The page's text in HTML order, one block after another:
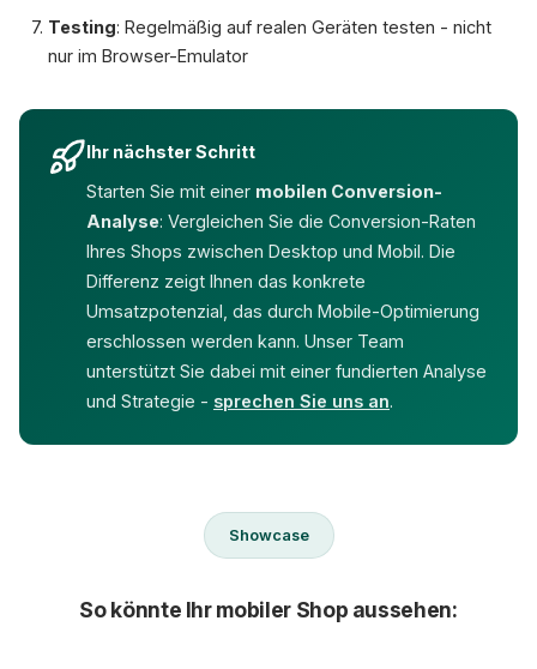
Testing: Regelmäßig auf realen Geräten testen - nicht
nur im Browser-Emulator
Ihr nächster Schritt
Starten Sie mit einer mobilen Conversion-
Analyse: Vergleichen Sie die Conversion-Raten
Ihres Shops zwischen Desktop und Mobil. Die
Differenz zeigt Ihnen das konkrete
Umsatzpotenzial, das durch Mobile-Optimierung
erschlossen werden kann. Unser Team
unterstützt Sie dabei mit einer fundierten Analyse
und Strategie - sprechen Sie uns an.
Showcase
So könnte Ihr mobiler Shop aussehen: